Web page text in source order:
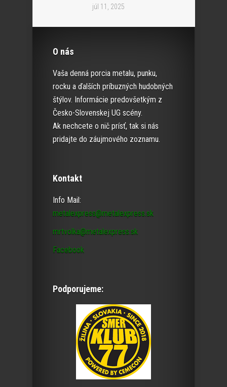
júl 11, 2025
O nás
Vaša denná porcia metalu, punku,
rocku a ďalších príbuzných hudobných
štýlov. Informácie predovšetkým z
Česko-Slovenskej UG scény.
Ak nechcete o nič prísť, tak si nás
pridajte do záujmového zoznamu.
Kontakt
Info Mail:
metalexpress@metalexpress.sk
mrtvolka@metalexpress.sk
Facebook
Podporujeme: